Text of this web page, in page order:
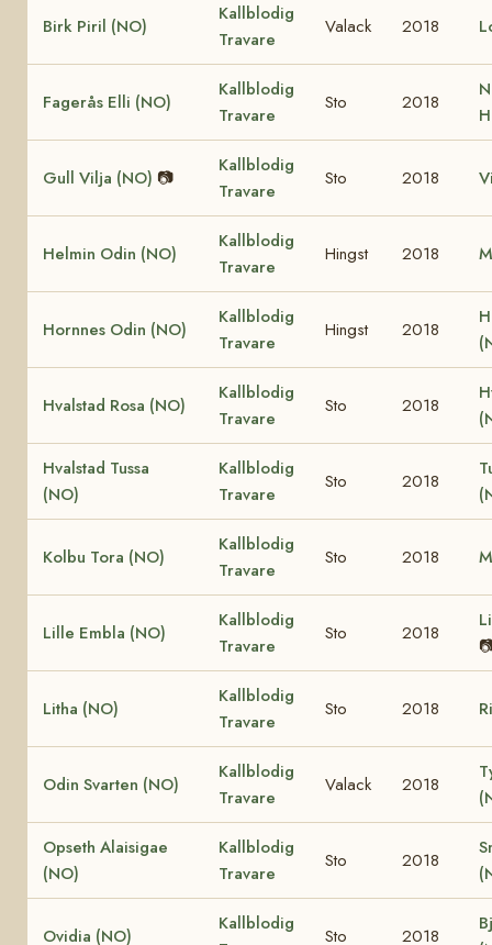
Birk Piril (NO)
Kallblodig
Travare
Valack 2018
Fagerås Elli (NO)
Kallblodig
Travare
Sto 2018
Gull Vilja (NO) 📷
Kallblodig
Travare
Sto 2018
Helmin Odin (NO)
Kallblodig
Travare
Hingst 2018
Hornnes Odin (NO)
Kallblodig
Travare
Hingst 2018
Hvalstad Rosa (NO)
Kallblodig
Travare
Sto 2018
Hvalstad Tussa
(NO)
Kallblodig
Travare
Sto 2018
Kolbu Tora (NO)
Kallblodig
Travare
Sto 2018
Lille Embla (NO)
Kallblodig
Travare
Sto 2018
Litha (NO)
Kallblodig
Travare
Sto 2018
Odin Svarten (NO)
Kallblodig
Travare
Valack 2018
Opseth Alaisigae
(NO)
Kallblodig
Travare
Sto 2018
Ovidia (NO)
Kallblodig
Sto 2018